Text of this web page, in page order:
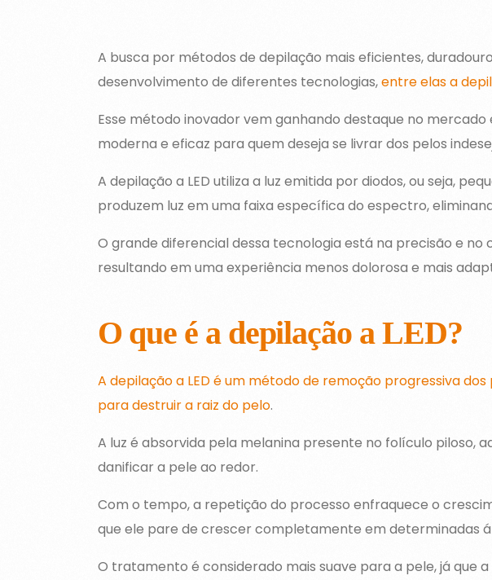
A busca por métodos de depilação mais eficientes,
desenvolvimento de diferentes tecnologias,entre elas a
Esse método inovador vem ganhando destaque no
moderna e eficaz para quem deseja se livrar dos pelos
A depilação a LED utiliza a luz emitida por diodos, ou seja,
produzem luz em uma faixa específica do espectro,
O grande diferencial dessa tecnologia está na precisão e
resultando em uma experiência menos dolorosa e mais
O que é a depilação a LED?
A depilação a LED é um método de remoção progressiva
para destruir a raiz do pelo.
A luz é absorvida pela melanina presente no folículo piloso,
danificar a pele ao redor.
Com o tempo, a repetição do processo enfraquece o
que ele pare de crescer completamente em determinadas
O tratamento é considerado mais suave para a pele, já que